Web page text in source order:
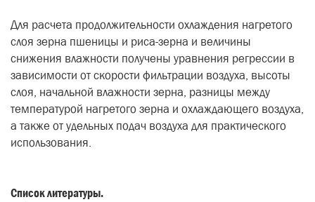
Для расчета продолжительности охлаждения нагретого
слоя зерна пшеницы и риса-зерна и величины
снижения влажности получены уравнения регрессии в
зависимости от скорости фильтрации воздуха, высоты
слоя, начальной влажности зерна, разницы между
температурой нагретого зерна и охлаждающего воздуха,
а также от удельных подач воздуха для практического
использования.
Список литературы.